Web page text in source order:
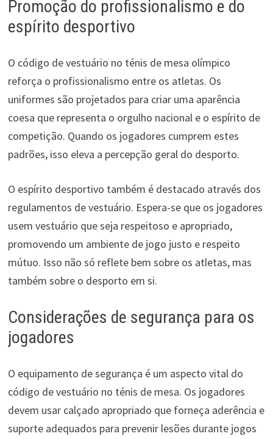
Promoção do profissionalismo e do
espírito desportivo
O código de vestuário no ténis de mesa olímpico
reforça o profissionalismo entre os atletas. Os
uniformes são projetados para criar uma aparência
coesa que representa o orgulho nacional e o espírito de
competição. Quando os jogadores cumprem estes
padrões, isso eleva a percepção geral do desporto.
O espírito desportivo também é destacado através dos
regulamentos de vestuário. Espera-se que os jogadores
usem vestuário que seja respeitoso e apropriado,
promovendo um ambiente de jogo justo e respeito
mútuo. Isso não só reflete bem sobre os atletas, mas
também sobre o desporto em si.
Considerações de segurança para os
jogadores
O equipamento de segurança é um aspecto vital do
código de vestuário no ténis de mesa. Os jogadores
devem usar calçado apropriado que forneça aderência e
suporte adequados para prevenir lesões durante jogos